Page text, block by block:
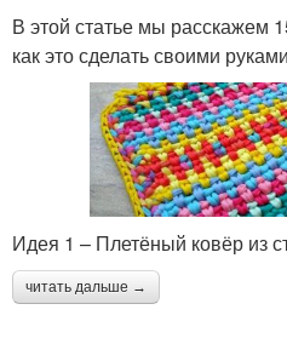
В этой статье мы расскажем
как это сделать своими
Идея 1 – Плетёный ковёр из
читать дальше →